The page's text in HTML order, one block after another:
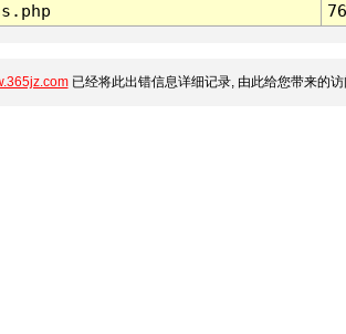
76
已经将此出错信息详细记录, 由此给您带来的